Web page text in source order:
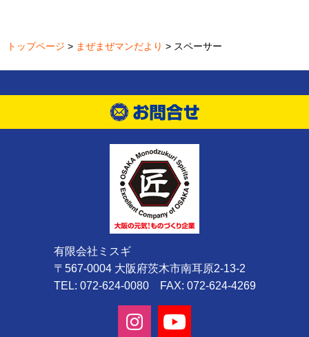
トップページ > まぜまぜマンだより > スペーサー
有限会社ミスギ
〒567-0004 大阪府茨木市南耳原2-13-2
TEL: 072-624-0080 FAX: 072-624-4269